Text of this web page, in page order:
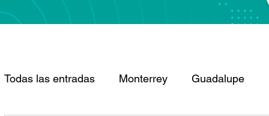
Todas las entradas Monterrey Guadalupe